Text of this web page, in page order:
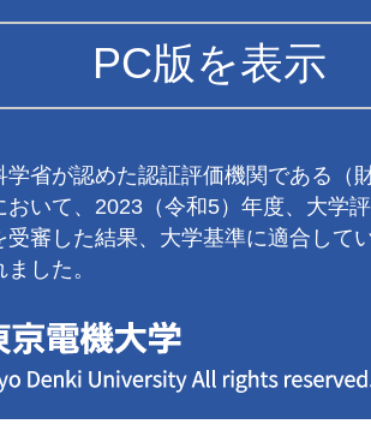
PC版を表示
学省が認めた認証評価機関である（
おいて、2023（令和5）年度、大学
受審した結果、大学基準に適合して
した。